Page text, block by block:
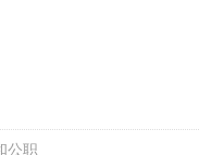
公职